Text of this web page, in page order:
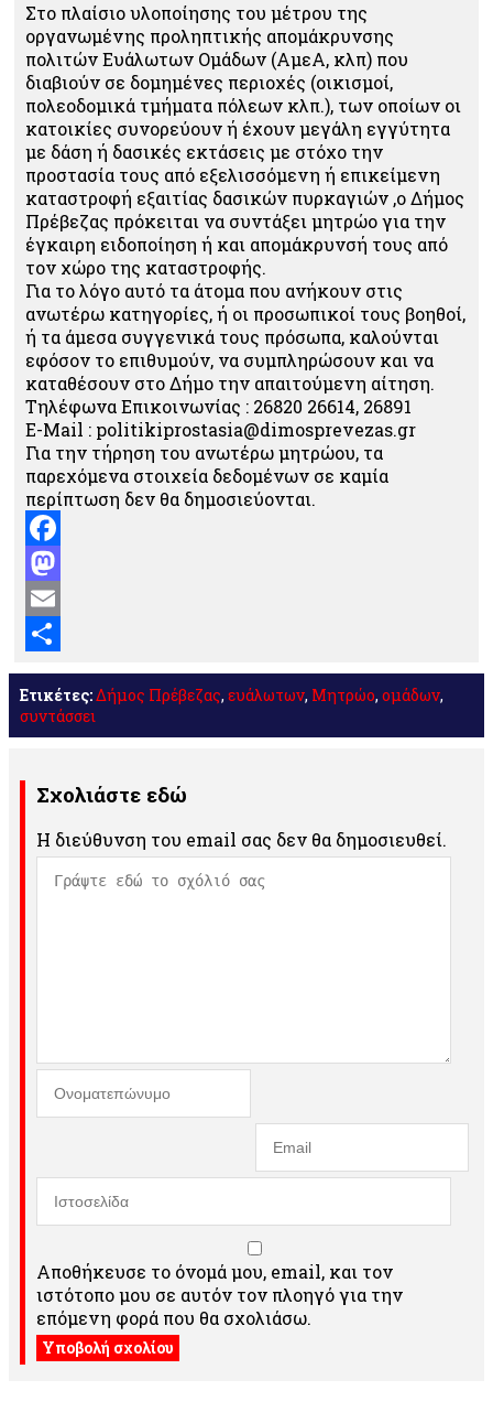
Στο πλαίσιο υλοποίησης του μέτρου της
οργανωμένης προληπτικής απομάκρυνσης
πολιτών Ευάλωτων Ομάδων (ΑμεΑ, κλπ) που
διαβιούν σε δομημένες περιοχές (οικισμοί,
πολεοδομικά τμήματα πόλεων κλπ.), των οποίων οι
κατοικίες συνορεύουν ή έχουν μεγάλη εγγύτητα
με δάση ή δασικές εκτάσεις με στόχο την
προστασία τους από εξελισσόμενη ή επικείμενη
καταστροφή εξαιτίας δασικών πυρκαγιών ,ο Δήμος
Πρέβεζας πρόκειται να συντάξει μητρώο για την
έγκαιρη ειδοποίηση ή και απομάκρυνσή τους από
τον χώρο της καταστροφής.
Για το λόγο αυτό τα άτομα που ανήκουν στις
ανωτέρω κατηγορίες, ή οι προσωπικοί τους βοηθοί,
ή τα άμεσα συγγενικά τους πρόσωπα, καλούνται
εφόσον το επιθυμούν, να συμπληρώσουν και να
καταθέσουν στο Δήμο την απαιτούμενη αίτηση.
Τηλέφωνα Επικοινωνίας : 26820 26614, 26891
E-Mail : politikiprostasia@dimosprevezas.gr
Για την τήρηση του ανωτέρω μητρώου, τα
παρεχόμενα στοιχεία δεδομένων σε καμία
περίπτωση δεν θα δημοσιεύονται.
Facebook
Mastodon
Email
Μοιραστείτε
Ετικέτες:Δήμος Πρέβεζας, ευάλωτων, Μητρώο, ομάδων,
συντάσσει
Σχολιάστε εδώ
Η διεύθυνση του email σας δεν θα δημοσιευθεί.
Αποθήκευσε το όνομά μου, email, και τον
ιστότοπο μου σε αυτόν τον πλοηγό για την
επόμενη φορά που θα σχολιάσω.